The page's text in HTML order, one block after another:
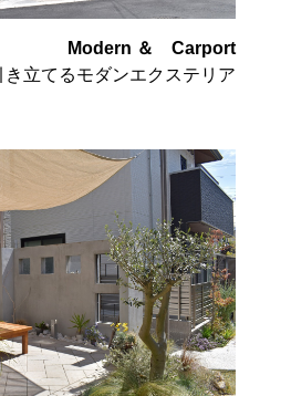
Modern ＆ Carport
立てるモダンエクステリア